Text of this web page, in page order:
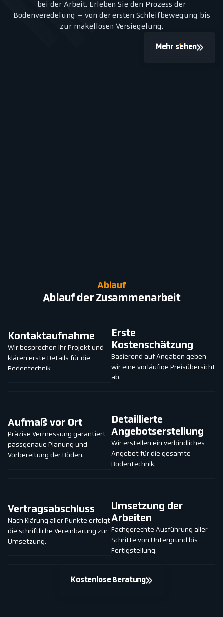
bei der Arbeit. Erleben Sie den Prozess der
Bodenveredelung – von der ersten Schleifbewegung bis
zur makellosen Versiegelung.
Mehr sehen
Ablauf
Ablauf der Zusammenarbeit
Kontaktaufnahme
Wir besprechen Ihr Projekt und
klären erste Details für die
Bodentechnik.
Erste
Kostenschätzung
Basierend auf Angaben geben
wir eine vorläufige Preisübersicht
ab.
Aufmaß vor Ort
Präzise Vermessung garantiert
passgenaue Planung und
Vorbereitung der Böden.
Detaillierte
Angebotserstellung
Wir erstellen ein verbindliches
Angebot für die gesamte
Bodentechnik.
Vertragsabschluss
Nach Klärung aller Punkte erfolgt
die schriftliche Vereinbarung zur
Umsetzung.
Umsetzung der
Arbeiten
Fachgerechte Ausführung aller
Schritte von Untergrund bis
Fertigstellung.
Kostenlose Beratung